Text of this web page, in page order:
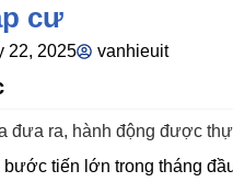
cư
22, 2025 vanhieuit
đưa ra, hành động được
bước tiến lớn trong tháng